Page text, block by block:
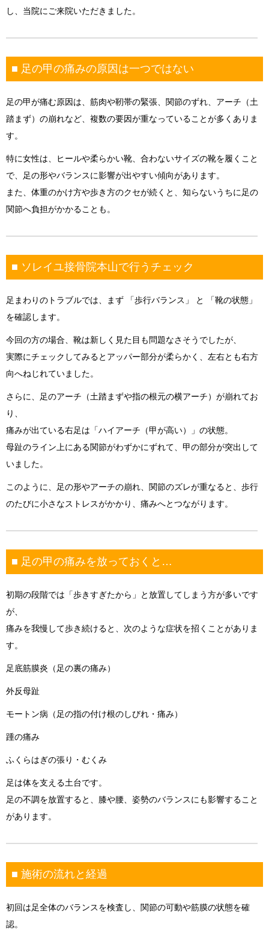
し、当院にご来院いただきました。
■ 足の甲の痛みの原因は一つではない
足の甲が痛む原因は、筋肉や靭帯の緊張、関節のずれ、アーチ（土
踏まず）の崩れなど、複数の要因が重なっていることが多くありま
す。
特に女性は、ヒールや柔らかい靴、合わないサイズの靴を履くこと
で、足の形やバランスに影響が出やすい傾向があります。
また、体重のかけ方や歩き方のクセが続くと、知らないうちに足の
関節へ負担がかかることも。
■ ソレイユ接骨院本山で行うチェック
足まわりのトラブルでは、まず 「歩行バランス」 と
「靴の状態」
を確認します。
今回の方の場合、靴は新しく見た目も問題なさそうでしたが、
実際にチェックしてみるとアッパー部分が柔らかく、左右とも右方
向へねじれていました。
さらに、足のアーチ（土踏まずや指の根元の横アーチ）が崩れてお
り、
痛みが出ている右足は「ハイアーチ（甲が高い）」の状態。
母趾のライン上にある関節がわずかにずれて、甲の部分が突出して
いました。
このように、足の形やアーチの崩れ、関節のズレが重なると、歩行
のたびに小さなストレスがかかり、痛みへとつながります。
■ 足の甲の痛みを放っておくと…
初期の段階では「歩きすぎたから」と放置してしまう方が多いです
が、
痛みを我慢して歩き続けると、次のような症状を招くことがありま
す。
足底筋膜炎（足の裏の痛み）
外反母趾
モートン病（足の指の付け根のしびれ・痛み）
踵の痛み
ふくらはぎの張り・むくみ
足は体を支える土台です。
足の不調を放置すると、膝や腰、姿勢のバランスにも影響すること
があります。
■ 施術の流れと経過
初回は足全体のバランスを検査し、関節の可動や筋膜の状態を確
認。